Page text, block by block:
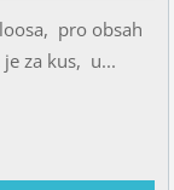
pro obsah
za kus, u...